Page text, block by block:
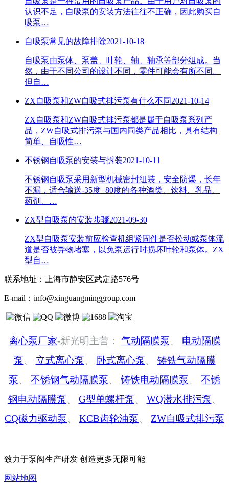
认识不足，自吸泵的安装方法往往不正确，因此购买自
吸泵…
自吸泵常见的故障排除2021-10-18
自吸泵由泵体、泵盖、叶轮、轴、轴承等部分组成。当
然，由于不同公司的设计不同，零件可能会有所不同。
但自…
ZX自吸泵和ZW自吸式排污泵有什么不同 2021-10-14
ZX自吸泵和ZW自吸式排污泵都是属于自吸泵系列产
品，ZW自吸式排污泵与国内同类产品相比，具有结构
简单、自吸性…
不锈钢自吸泵的安装与拆装2021-10-11
不锈钢自吸泵采用新型机械密封组装，安全防爆，长年
不漏，适合输送-35度+80度的各种酒类、饮料、乳品、
药剂、…
ZX型自吸泵的安装步骤2021-09-30
ZX型自吸泵安装前应检查机组紧固件是否松动或泵体流
道是否被异物堵塞，以免泵运行时损坏叶轮和泵体。ZX
型自…
联系地址： 上海市静安区武定路576号
E-mail： info@xinguangminggroup.com
离心泵厂家-新光明主营： 气动隔膜泵、 电动隔膜
泵、 立式离心泵、 卧式离心泵、 铸铁气动隔膜
泵、 不锈钢气动隔膜泵、 铸铁电动隔膜泵、 不锈
钢电动隔膜泵、 G型单螺杆泵、 WQ潜水排污泵、
CQ磁力驱动泵、 KCB齿轮油泵、 ZW自吸式排污泵
致力于泵阀生产研发 创造更多无限可能
网站地图